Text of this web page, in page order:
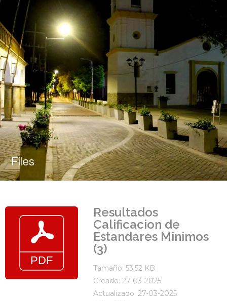
Files
Resultados
Calificacion de
Estandares Minimos
(3)
Tamaño: 53.52 KB
Creado: 27-03-2025
Actualizado: 27-03-2025